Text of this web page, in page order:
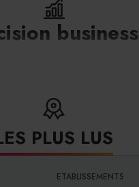
business
PLUS LUS
ETABLISSEMENTS